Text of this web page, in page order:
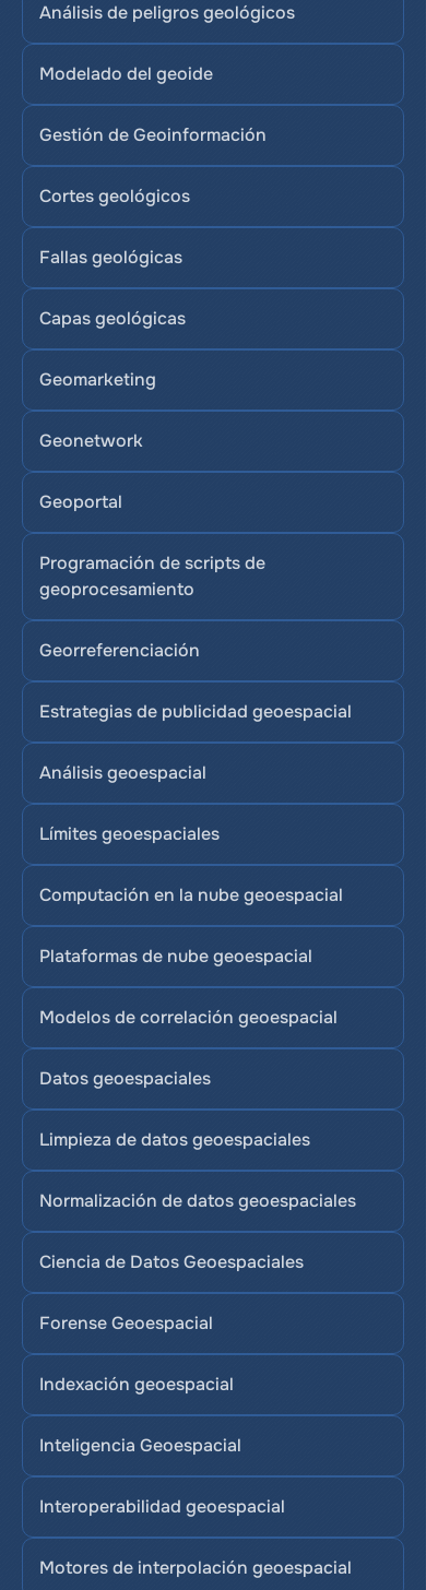
Análisis de peligros geológicos
Modelado del geoide
Gestión de Geoinformación
Cortes geológicos
Fallas geológicas
Capas geológicas
Geomarketing
Geonetwork
Geoportal
Programación de scripts de
geoprocesamiento
Georreferenciación
Estrategias de publicidad geoespacial
Análisis geoespacial
Límites geoespaciales
Computación en la nube geoespacial
Plataformas de nube geoespacial
Modelos de correlación geoespacial
Datos geoespaciales
Limpieza de datos geoespaciales
Normalización de datos geoespaciales
Ciencia de Datos Geoespaciales
Forense Geoespacial
Indexación geoespacial
Inteligencia Geoespacial
Interoperabilidad geoespacial
Motores de interpolación geoespacial